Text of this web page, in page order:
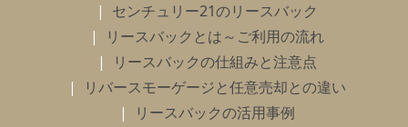
センチュリー21のリースバック
リースバックとは～ご利用の流れ
リースバックの仕組みと注意点
リバースモーゲージと任意売却との違い
リースバックの活用事例